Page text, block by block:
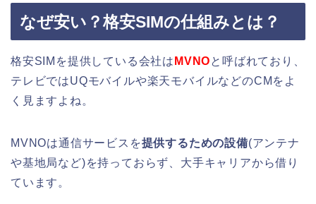
なぜ安い？格安SIMの仕組みとは？
格安SIMを提供している会社は MVNOと呼ばれており、
テレビではUQモバイルや楽天モバイルなどのCMをよ
く見ますよね。
MVNOは通信サービスを提供するための設備(アンテナ
や基地局など)を持っておらず、大手キャリアから借り
ています。